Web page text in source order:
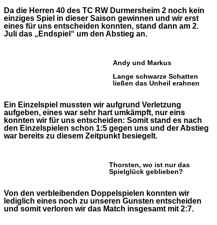
Da die Herren 40 des TC RW Durmersheim 2 noch kein
einziges Spiel in dieser Saison gewinnen und wir erst
eines für uns entscheiden konnten, stand dann am 2.
Juli das „Endspiel“ um den Abstieg an.
Andy und Markus
Lange schwarze Schatten
ließen das Unheil erahnen
Ein Einzelspiel mussten wir aufgrund Verletzung
aufgeben, eines war sehr hart umkämpft, nur eins
konnten wir für uns entscheiden: Somit stand es nach
den Einzelspielen schon 1:5 gegen uns und der Abstieg
war bereits zu diesem Zeitpunkt besiegelt.
Thorsten, wo ist nur das
Spielglück geblieben?
Von den verbleibenden Doppelspielen konnten wir
lediglich eines noch zu unseren Gunsten entscheiden
und somit verloren wir das Match insgesamt mit 2:7.